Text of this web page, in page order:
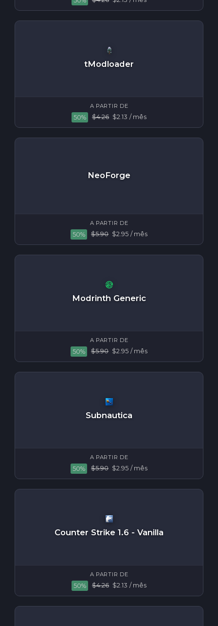
tModloader
A PARTIR DE
50% $4.26 $2.13 / mês
NeoForge
A PARTIR DE
50% $5.90 $2.95 / mês
Modrinth Generic
A PARTIR DE
50% $5.90 $2.95 / mês
Subnautica
A PARTIR DE
50% $5.90 $2.95 / mês
Counter Strike 1.6 - Vanilla
A PARTIR DE
50% $4.26 $2.13 / mês